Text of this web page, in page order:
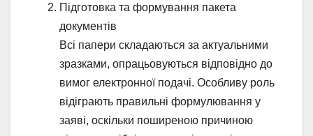
Підготовка та формування пакета
документів
Всі папери складаються за актуальними
зразками, опрацьовуються відповідно до
вимог електронної подачі. Особливу роль
відіграють правильні формулювання у
заяві, оскільки поширеною причиною